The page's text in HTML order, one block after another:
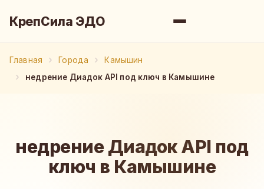
КрепСила ЭДО
Главная Города
Камышин
недрение Диадок API под ключ в Камышине
недрение Диадок API под
ключ в Камышине